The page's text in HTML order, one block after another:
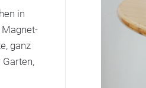
in
ganz